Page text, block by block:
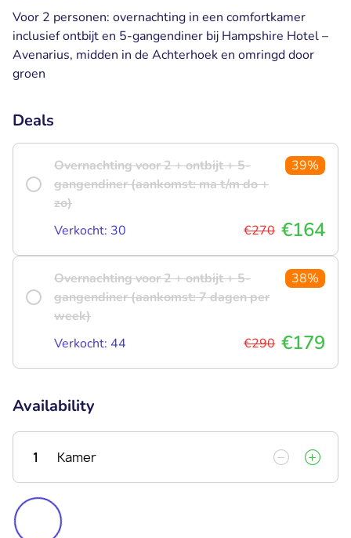
Voor 2 personen: overnachting in een comfortkamer
inclusief ontbijt en 5-gangendiner bij Hampshire Hotel –
Avenarius, midden in de Achterhoek en omringd door
groen
Deals
Overnachting voor 2 + ontbijt + 5-
gangendiner (aankomst: ma t/m do +
zo)
39%
Verkocht: 30 €270 €164
Overnachting voor 2 + ontbijt + 5-
gangendiner (aankomst: 7 dagen per
week)
38%
Verkocht: 44 €290 €179
Availability
1 Kamer